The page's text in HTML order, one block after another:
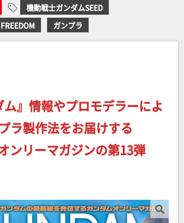
機動戦士ガンダムSEED
ガンプラ
』情報やプロモデラーによ
ラ製作法をお届けする
ンリーマガジンの第13弾